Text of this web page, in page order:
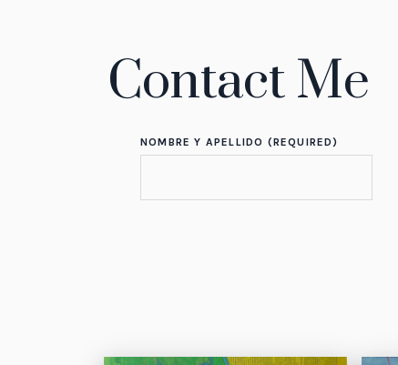
Contact Me
NOMBRE Y APELLIDO (REQUIRED)